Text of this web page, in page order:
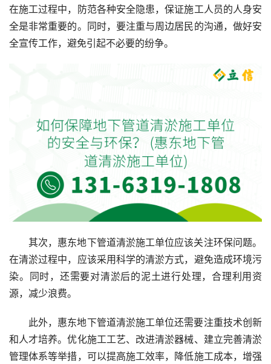
在施工过程中，防范各种安全隐患，保证施工人员的人身安
全是非常重要的。同时，要注重与周边居民的沟通，做好安
全宣传工作，避免引起不必要的纷争。
其次，惠东地下管道清淤施工单位应该关注环保问题。
在清淤过程中，应该采用科学的清淤方式，避免造成环境污
染。同时，还需要对清淤后的泥土进行处理，合理利用资
源，减少浪费。
此外，惠东地下管道清淤施工单位还需要注重技术创新
和人才培养。优化施工工艺、改进清淤器械、建立完善清淤
管理体系等举措，可以提高施工效率，降低施工成本，增强